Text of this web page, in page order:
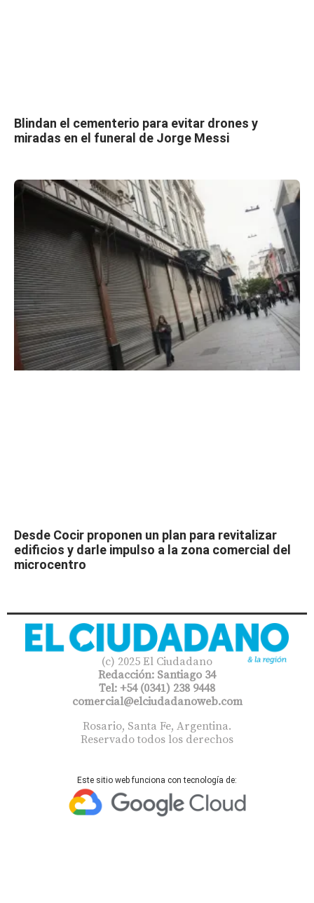
Blindan el cementerio para evitar drones y
miradas en el funeral de Jorge Messi
Desde Cocir proponen un plan para revitalizar
edificios y darle impulso a la zona comercial del
microcentro
(c) 2025 El Ciudadano
Redacción: Santiago 34
Tel: +54 (0341) 238 9448
comercial@elciudadanoweb.com​
Rosario, Santa Fe, Argentina.
Reservado todos los derechos
Este sitio web funciona con tecnología de: